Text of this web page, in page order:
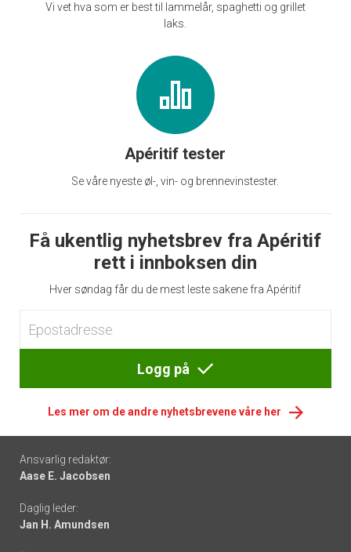
Vi vet hva som er best til lammelår, spaghetti og grillet
laks.
Apéritif tester
Se våre nyeste øl-, vin- og brennevinstester.
Få ukentlig nyhetsbrev fra Apéritif
rett i innboksen din
Hver søndag får du de mest leste sakene fra Apéritif
Logg på
Les mer om de andre nyhetsbrevene våre her
Footer
-
links
Ansvarlig redaktør:
Aase E. Jacobsen
Daglig leder:
Jan H. Amundsen